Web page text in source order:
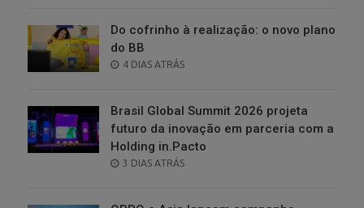
Do cofrinho à realização: o novo plano
do BB
POSTED
4 DIAS ATRÁS
Brasil Global Summit 2026 projeta
futuro da inovação em parceria com a
Holding in.Pacto
POSTED
3 DIAS ATRÁS